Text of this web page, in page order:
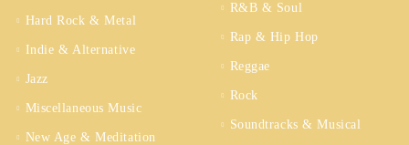
Hard Rock & Metal
Indie & Alternative
Jazz
Miscellaneous Music
New Age & Meditation
R&B & Soul
Rap & Hip Hop
Reggae
Rock
Soundtracks & Musical